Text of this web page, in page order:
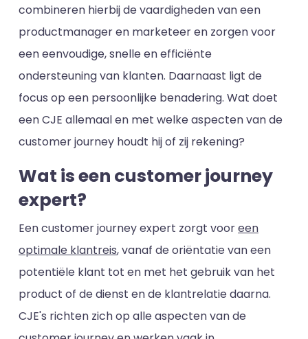
combineren hierbij de vaardigheden van een
productmanager en marketeer en zorgen voor
een eenvoudige, snelle en efficiënte
ondersteuning van klanten. Daarnaast ligt de
focus op een persoonlijke benadering. Wat doet
een CJE allemaal en met welke aspecten van de
customer journey houdt hij of zij rekening?
Wat is een customer journey
expert?
Een customer journey expert zorgt vooreen
optimale klantreis, vanaf de oriëntatie van een
potentiële klant tot en met het gebruik van het
product of de dienst en de klantrelatie daarna.
CJE's richten zich op alle aspecten van de